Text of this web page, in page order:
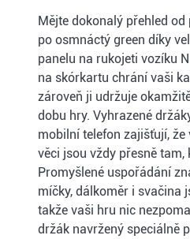
Mějte dokonalý přehled
po osmnáctý green díky
panelu na rukojeti vozíku
na skórkartu chrání vaši
zároveň ji udržuje
dobu hry. Vyhrazené
mobilní telefon zajišťují, že
věci jsou vždy přesně tam,
Promyšlené uspořádání
míčky, dálkoměr i svačina
takže vaši hru nic
držák navržený speciálně